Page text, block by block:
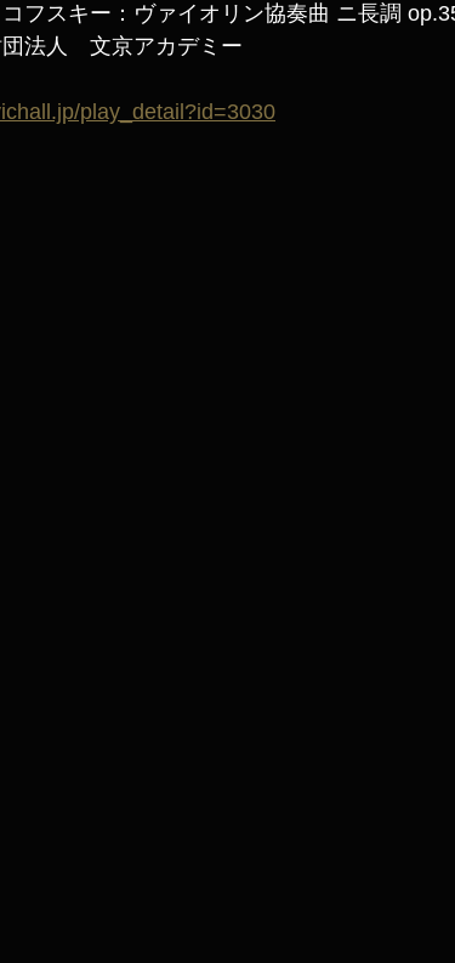
コフスキー：ヴァイオリン協奏曲 ニ長調
団法人　文京アカデミー
play_detail?id=3030